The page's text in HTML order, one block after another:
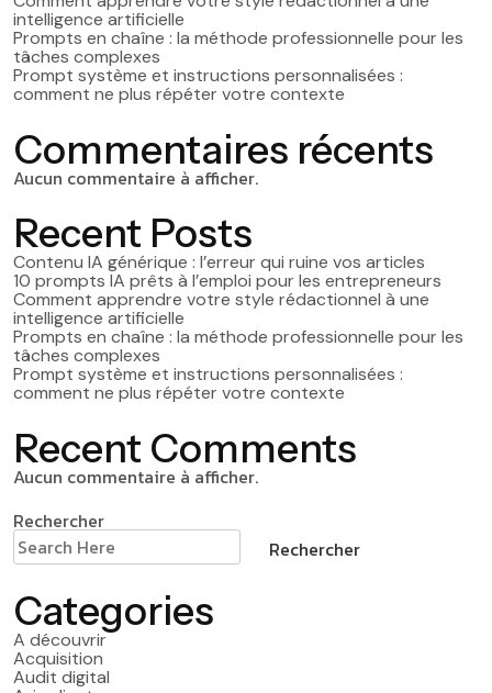
intelligence artificielle
Prompts en chaîne : la méthode professionnelle pour les
tâches complexes
Prompt système et instructions personnalisées :
comment ne plus répéter votre contexte
Commentaires récents
Aucun commentaire à afficher.
Recent Posts
Contenu IA générique : l’erreur qui ruine vos articles
10 prompts IA prêts à l’emploi pour les entrepreneurs
Comment apprendre votre style rédactionnel à une
intelligence artificielle
Prompts en chaîne : la méthode professionnelle pour les
tâches complexes
Prompt système et instructions personnalisées :
comment ne plus répéter votre contexte
Recent Comments
Aucun commentaire à afficher.
Rechercher
Rechercher
Categories
A découvrir
Acquisition
Audit digital